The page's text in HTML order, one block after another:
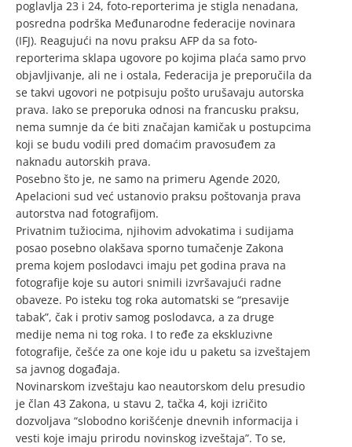
poglavlja 23 i 24, foto-reporterima je stigla nenadana,
posredna podrška Međunarodne federacije novinara
(IFJ). Reagujući na novu praksu AFP da sa foto-
reporterima sklapa ugovore po kojima plaća samo prvo
objavljivanje, ali ne i ostala, Federacija je preporučila da
se takvi ugovori ne potpisuju pošto urušavaju autorska
prava. Iako se preporuka odnosi na francusku praksu,
nema sumnje da će biti značajan kamičak u postupcima
koji se budu vodili pred domaćim pravosuđem za
naknadu autorskih prava.
Posebno što je, ne samo na primeru Agende 2020,
Apelacioni sud već ustanovio praksu poštovanja prava
autorstva nad fotografijom.
Privatnim tužiocima, njihovim advokatima i sudijama
posao posebno olakšava sporno tumačenje Zakona
prema kojem poslodavci imaju pet godina prava na
fotografije koje su autori snimili izvršavajući radne
obaveze. Po isteku tog roka automatski se “presavije
tabak”, čak i protiv samog poslodavca, a za druge
medije nema ni tog roka. I to ređe za ekskluzivne
fotografije, češće za one koje idu u paketu sa izveštajem
sa javnog događaja.
Novinarskom izveštaju kao neautorskom delu presudio
je član 43 Zakona, u stavu 2, tačka 4, koji izričito
dozvoljava “slobodno korišćenje dnevnih informacija i
vesti koje imaju prirodu novinskog izveštaja”. To se,